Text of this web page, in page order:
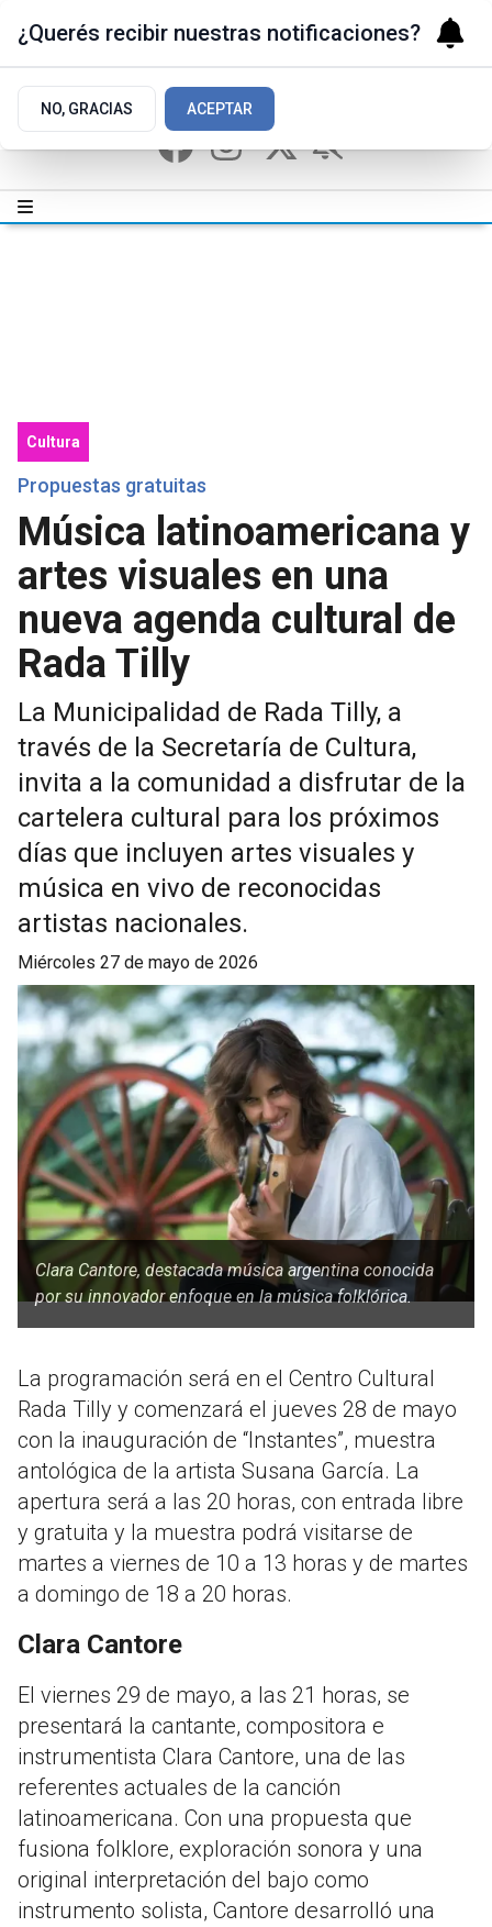
Cultura
Propuestas gratuitas
Música latinoamericana y
artes visuales en una
nueva agenda cultural de
Rada Tilly
La Municipalidad de Rada Tilly, a
través de la Secretaría de Cultura,
invita a la comunidad a disfrutar de la
cartelera cultural para los próximos
días que incluyen artes visuales y
música en vivo de reconocidas
artistas nacionales.
miércoles 27 de mayo de 2026
Clara Cantore, destacada música argentina conocida
por su innovador enfoque en la música folklórica.
La programación será en el Centro Cultural
Rada Tilly y comenzará el jueves 28 de mayo
con la inauguración de “Instantes”, muestra
antológica de la artista Susana García. La
apertura será a las 20 horas, con entrada libre
y gratuita y la muestra podrá visitarse de
martes a viernes de 10 a 13 horas y de martes
a domingo de 18 a 20 horas.
Clara Cantore
El viernes 29 de mayo, a las 21 horas, se
presentará la cantante, compositora e
instrumentista Clara Cantore, una de las
referentes actuales de la canción
latinoamericana. Con una propuesta que
fusiona folklore, exploración sonora y una
original interpretación del bajo como
instrumento solista, Cantore desarrolló una
¿Querés recibir nuestras notificaciones?
NO, GRACIAS ACEPTAR